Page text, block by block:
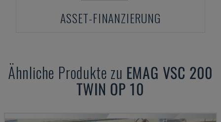
ASSET-FINANZIERUNG
Ähnliche Produkte zu EMAG VSC 200
TWIN OP 10